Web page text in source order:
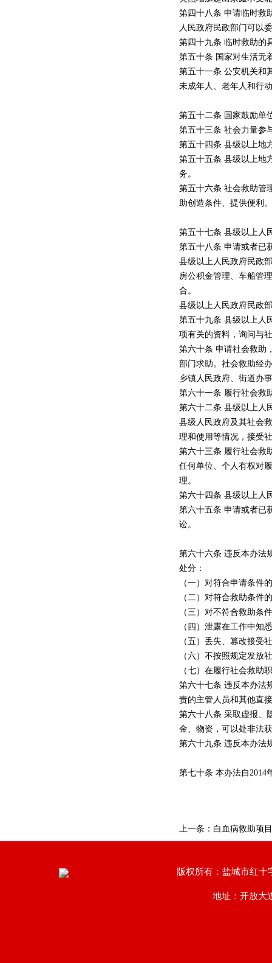
第四十八条 申请临时救
人民政府民政部门可以
第四十九条 临时救助的
第五十条 国家对生活无
第五十一条 公安机关和
未成年人、老年人和行
第五十二条 国家鼓励单
第五十三条 社会力量参
第五十四条 县级以上地
第五十五条 县级以上地
务。
第五十六条 社会救助管
助创造条件、提供便利。
第五十七条 县级以上人
第五十八条 申请或者已
县级以上人民政府民政
房公积金管理、车船管
合。
县级以上人民政府民政
第五十九条 县级以上人
项有关的资料，询问与
第六十条 申请社会救助
部门求助。社会救助经
乡镇人民政府、街道办
第六十一条 履行社会救
第六十二条 县级以上人
县级人民政府及其社会
理和使用等情况，接受
第六十三条 履行社会救
任何单位、个人有权对
理。
第六十四条 县级以上人
第六十五条 申请或者已
讼。
第六十六条 违反本办法
处分：
（一）对符合申请条件
（二）对符合救助条件
（三）对不符合救助条
（四）泄露在工作中知
（五）丢失、篡改接受
（六）不按照规定发放
（七）在履行社会救助
第六十七条 违反本办法
责的主管人员和其他直
第六十八条 采取虚报、
金、物资，可以处非法
第六十九条 违反本办法
第七十条 本办法自2014
上一条： 白血病救助项目
版权所有：盐城市红十
地址：开放大